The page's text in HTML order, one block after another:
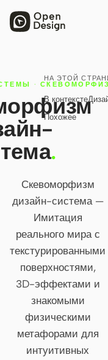
ПРОДУКТ
Open Design
HTML Anything
HTML Video
Codex Slides
Open Design Plugin
Codex
Cursor Agent
Claude Code
OpenCode
Gemini CLI
НА ЭТОЙ
В контексте
Похожее
·
.
Скевоморфизм
дизайн-система —
Имитация
реального мира с
текстурированными
поверхностями,
3D-эффектами и
знакомыми
физическими
метафорами для
интуитивных